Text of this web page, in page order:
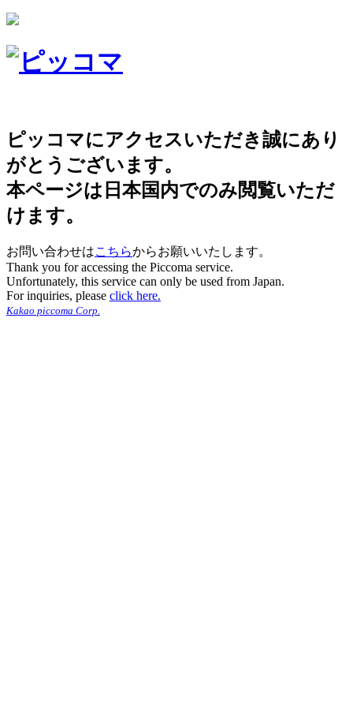
ピッコマにアクセスいただき誠にあり
がとうございます。
本ページは日本国内でのみ閲覧いただ
けます。
お問い合わせはこちらからお願いいたします。
Thank you for accessing the Piccoma service.
Unfortunately, this service can only be used from Japan.
For inquiries, please click here.
Kakao piccoma Corp.